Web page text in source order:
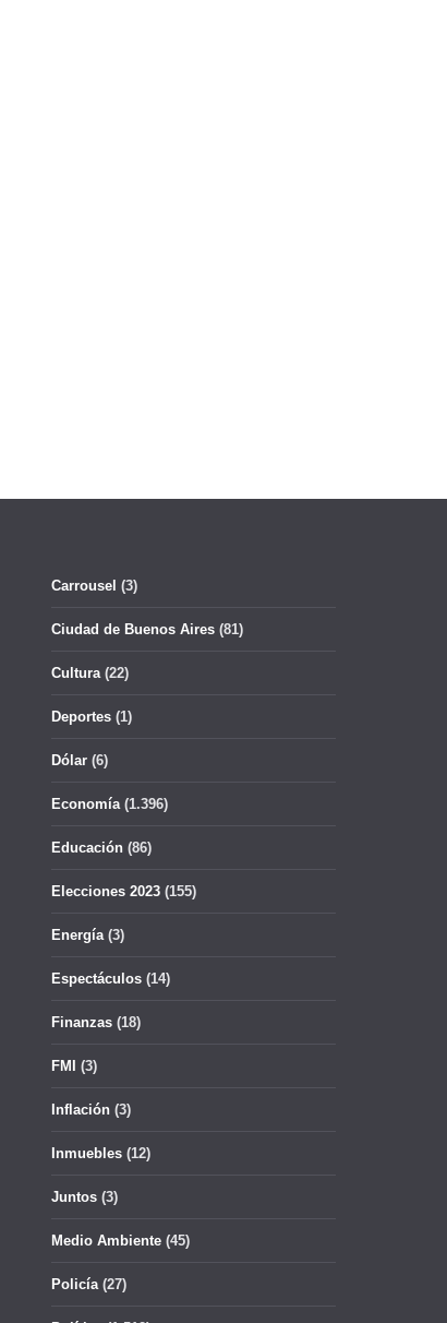
Carrousel (3)
Ciudad de Buenos Aires (81)
Cultura(22)
Deportes (1)
Dólar (6)
Economía(1.396)
Educación (86)
Elecciones 2023 (155)
Energía(3)
Espectáculos (14)
Finanzas (18)
FMI (3)
Inflación (3)
Inmuebles (12)
Juntos (3)
Medio Ambiente (45)
Policía(27)